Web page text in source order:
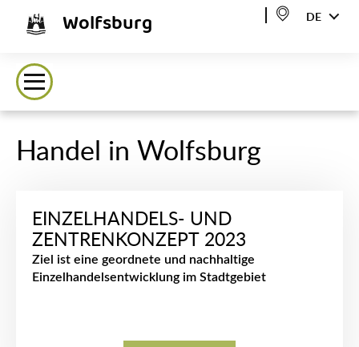
Wolfsburg DE
Handel in Wolfsburg
EINZELHANDELS- UND
ZENTRENKONZEPT 2023
Ziel ist eine geordnete und nachhaltige
Einzelhandelsentwicklung im Stadtgebiet